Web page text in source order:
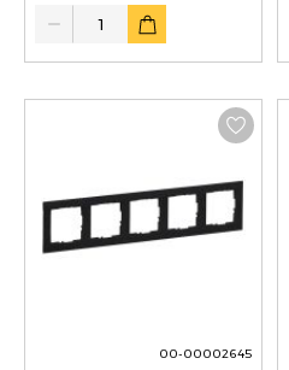
Quantity
00-00002645